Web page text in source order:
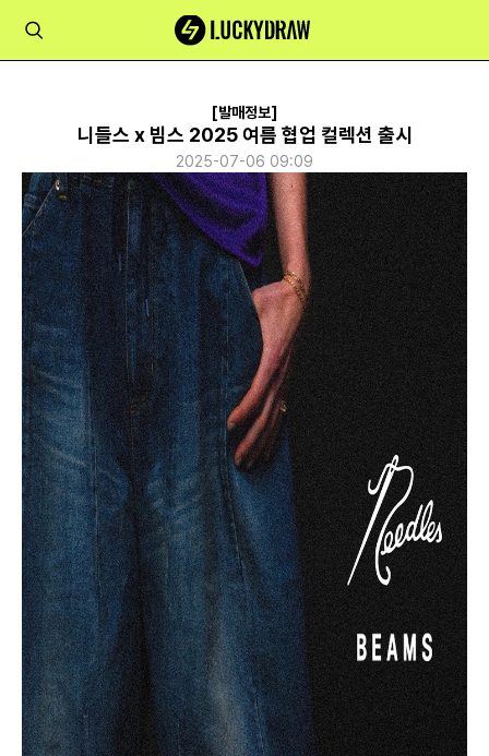
[발매정보]
니들스 x 빔스 2025 여름 협업 컬렉션 출시
2025-07-06 09:09